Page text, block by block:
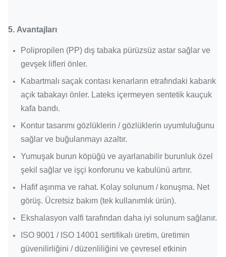
5. Avantajları
Polipropilen (PP) dış tabaka pürüzsüz astar sağlar ve
gevşek lifleri önler.
Kabartmalı saçak contası kenarların etrafındaki kabarık
açık tabakayı önler. Lateks içermeyen sentetik kauçuk
kafa bandı.
Kontur tasarımı gözlüklerin / gözlüklerin uyumluluğunu
sağlar ve buğulanmayı azaltır.
Yumuşak burun köpüğü ve ayarlanabilir burunluk özel
şekil sağlar ve işçi konforunu ve kabulünü artırır.
Hafif aşınma ve rahat. Kolay solunum / konuşma. Net
görüş. Ücretsiz bakım (tek kullanımlık ürün).
Ekshalasyon valfi tarafından daha iyi solunum sağlanır.
ISO 9001 / ISO 14001 sertifikalı üretim, üretimin
güvenilirliğini / düzenliliğini ve çevresel etkinin